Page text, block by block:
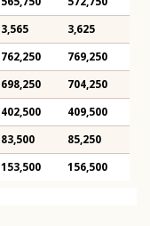
3,565 3,625
762,250 769,250
698,250 704,250
402,500 409,500
83,500 85,250
153,500 156,500